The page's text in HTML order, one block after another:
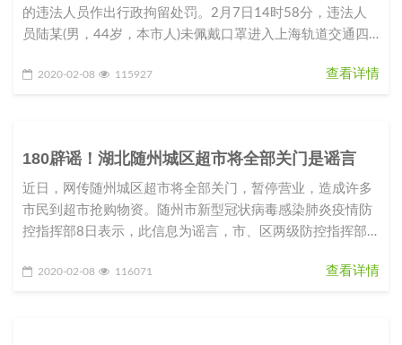
的违法人员作出行政拘留处罚。2月7日14时58分，违法人
员陆某(男，44岁，本市人)未佩戴口罩进入上海轨道交通四
2020-02-08 115927 查看详情
180辟谣！湖北随州城区超市将全部关门是谣言
近日，网传随州城区超市将全部关门，暂停营业，造成许多
市民到超市抢购物资。随州市新型冠状病毒感染肺炎疫情防
控指挥部8日表示，此信息为谣言，市、区两级防控指挥部
2020-02-08 116071 查看详情